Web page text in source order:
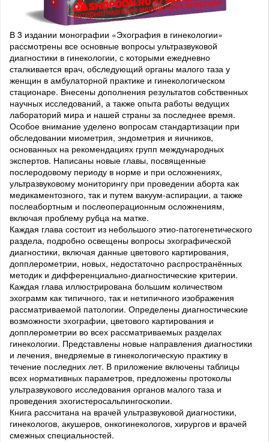
В 3 издании монографии «Эхография в гинекологии»
рассмотрены все основные вопросы ультразвуковой
диагностики в гинекологии, с которыми ежедневно
сталкивается врач, обследующий органы малого таза у
женщин в амбулаторной практике и гинекологическом
стационаре. Внесены дополнения результатов собственных
научных исследований, а также опыта работы ведущих
лабораторий мира и нашей страны за последнее время.
Особое внимание уделено вопросам стандартизации при
обследовании миометрия, эндометрия и яичников,
основанных на рекомендациях групп международных
экспертов. Написаны новые главы, посвященные
послеродовому периоду в норме и при осложнениях,
ультразвуковому мониторингу при проведении аборта как
медикаментозного, так и путем вакуум-аспирации, а также
послеабортным и послеоперационным осложнениям,
включая проблему рубца на матке.
Каждая глава состоит из небольшого этио-патогенетического
раздела, подробно освещены вопросы эхографической
диагностики, включая данные цветового картирования,
допплерометрии, новых, недостаточно распространённых
методик и дифференциально-диагностические критерии.
Каждая глава иллюстрирована большим количеством
эхограмм как типичного, так и нетипичного изображения
рассматриваемой патологии. Определены диагностические
возможности эхографии, цветового картирования и
допплерометрии во всех рассматриваемых разделах
гинекологии. Представлены новые направления диагностики
и лечения, внедряемые в гинекологическую практику в
течение последних лет. В приложение включены таблицы
всех нормативных параметров, предложены протоколы
ультразвукового исследования органов малого таза и
проведения эхогистеросальпингоскопии.
Книга рассчитана на врачей ультразвуковой диагностики,
гинекологов, акушеров, онкогинекологов, хирургов и врачей
смежных специальностей.